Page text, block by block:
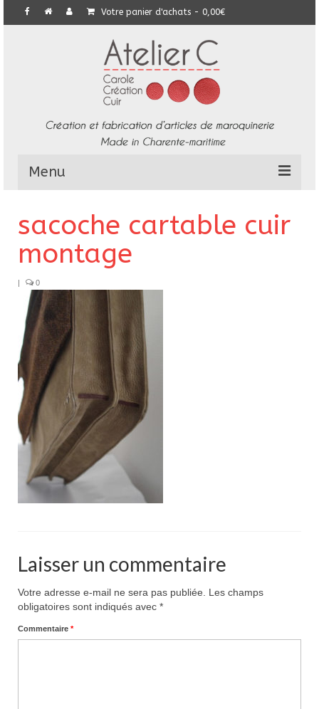
Votre panier d'achats - 0,00€
Menu
Commandes particulières
E-Boutique
Pour acheter
Contact
sacoche cartable cuir
montage
| 0
Laisser un commentaire
Votre adresse e-mail ne sera pas publiée.
Les champs
obligatoires sont indiqués avec *
Commentaire *